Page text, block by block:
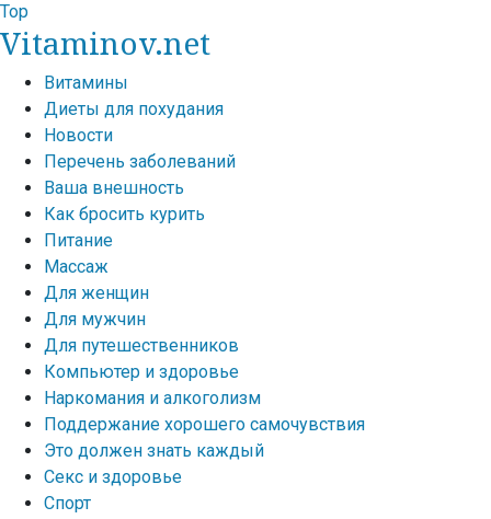
Top
Vitaminov.net
Витамины
Диеты для похудания
Новости
Перечень заболеваний
Ваша внешность
Как бросить курить
Питание
Массаж
Для женщин
Для мужчин
Для путешественников
Компьютер и здоровье
Наркомания и алкоголизм
Поддержание хорошего самочувствия
Это должен знать каждый
Секс и здоровье
Спорт